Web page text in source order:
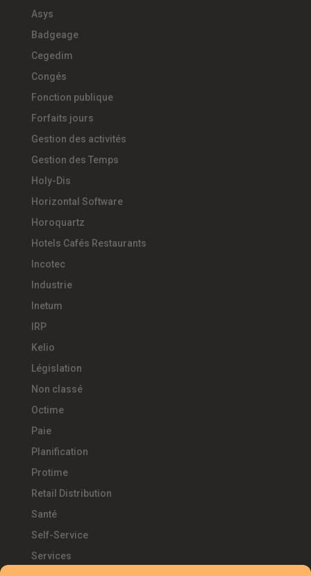
Asys
Badgeage
Cegedim
Congés
Fonction publique
Forfaits jours
Gestion des activités
Gestion des Temps
Holy-Dis
Horizontal Software
Horoquartz
Hotels Cafés Restaurants
Incotec
Industrie
Inetum
IRP
Kelio
Législation
Non classé
Octime
Paie
Planification
Protime
Retail Distribution
Santé
Self-Service
Services